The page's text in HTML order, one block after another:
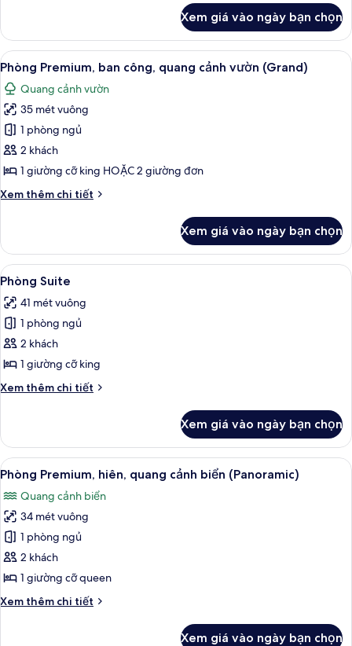
Phòng
Premium,
ban
quang
cảnh
vườn
Xem giá vào ngày bạn chọn
Xem
tất
cả
ảnh
Phòng
Premium,
ban
quang
(Grand)
Phòng Premium, ban công, quang
5
Phòng Premium, ban công, quang cảnh vườn (Grand)
Quang cảnh vườn
35 mét vuông
1 phòng ngủ
2 khách
1 giường cỡ king HOẶC 2 giường đơn
Xem thêm chi tiết
Chi
Phòng
Premium,
ban
quang
cảnh
(Grand)
Xem giá vào ngày bạn chọn
Xem
tất
cả
ảnh
Phòng
Suite
Phòng Suite | Bộ đồ giường kháng
5
Phòng Suite
41 mét vuông
1 phòng ngủ
2 khách
1 giường cỡ king
Xem thêm chi tiết
Chi
Phòng
Suite
Xem giá vào ngày bạn chọn
Xem
tất
cả
ảnh
Phòng
Premium,
hiên,
cảnh
Phòng Premium, hiên, quang cảnh
4
Phòng Premium, hiên, quang cảnh biển (Panoramic)
Quang cảnh biển
34 mét vuông
1 phòng ngủ
2 khách
1 giường cỡ queen
Xem thêm chi tiết
Chi
Xem giá vào ngày bạn chọn